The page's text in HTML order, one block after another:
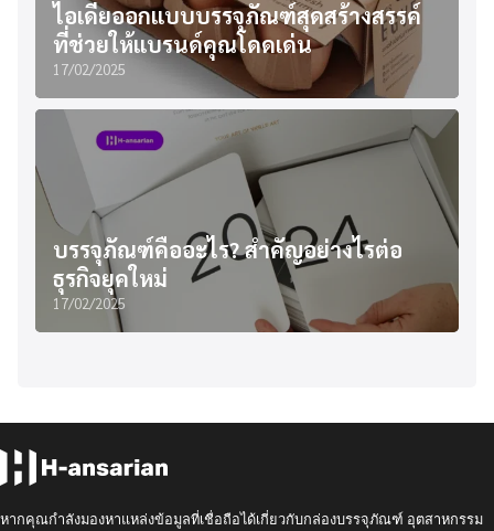
ไอเดียออกแบบบรรจุภัณฑ์สุดสร้างสรรค์
ที่ช่วยให้แบรนด์คุณโดดเด่น
17/02/2025
บรรจุภัณฑ์คืออะไร? สำคัญอย่างไรต่อ
ธุรกิจยุคใหม่
17/02/2025
หากคุณกำลังมองหาแหล่งข้อมูลที่เชื่อถือได้เกี่ยวกับกล่องบรรจุภัณฑ์ อุตสาหกรรม